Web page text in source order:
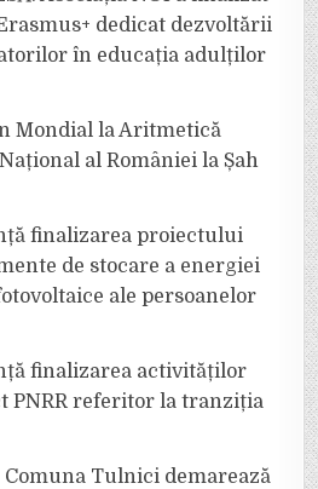
dedicat dezvoltării
în educația adulților
Mondial la Aritmetică
al României la Șah
finalizarea proiectului
de stocare a energiei
ale persoanelor
finalizarea activităților
PNRR referitor la tranziția
Comuna Tulnici demarează